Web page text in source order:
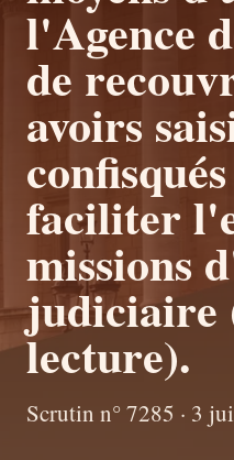
l'Agence
de
avoirs
faciliter
missions
judiciaire
lecture).
Scrutin n° 7285 · 3